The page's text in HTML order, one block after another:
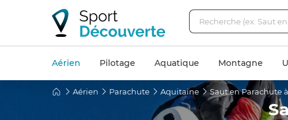
Aérien Pilotage Aquatique Montagne
Aérien Parachute Aquitaine Saut en Parachute